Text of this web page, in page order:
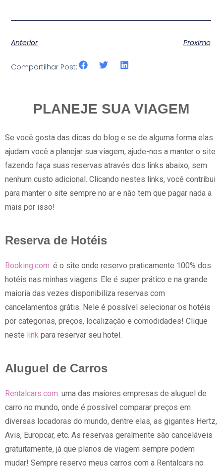
Anterior Proximo
Compartilhar Post:
PLANEJE SUA VIAGEM
Se você gosta das dicas do blog e se de alguma forma elas
ajudam você a planejar sua viagem, ajude-nos a manter o site
fazendo faça suas reservas através dos links abaixo, sem
nenhum custo adicional. Clicando nestes links, você contribui
para manter o site sempre no ar e não tem que pagar nada a
mais por isso!
Reserva de Hotéis
Booking.com: é o site onde reservo praticamente 100% dos
hotéis nas minhas viagens. Ele é super prático e na grande
maioria das vezes disponibiliza reservas com
cancelamentos grátis. Nele é possível selecionar os hotéis
por categorias, preços, localização e comodidades! Clique
neste link para reservar seu hotel.
Aluguel de Carros
Rentalcars.com: uma das maiores empresas de aluguel de
carro no mundo, onde é possível comparar preços em
diversas locadoras do mundo, dentre elas, as gigantes Hertz,
Avis, Europcar, etc. As reservas geralmente são canceláveis
gratuitamente, já que planos de viagem sempre podem
mudar! Sempre reservo meus carros com a Rentalcars no